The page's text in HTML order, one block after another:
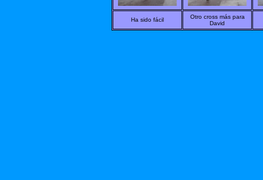
Ha sido fácil
Otro cross más para
David